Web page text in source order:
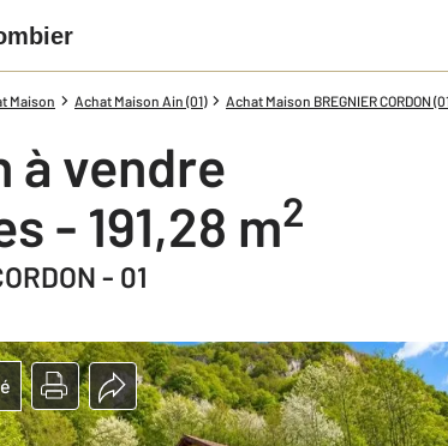
Maison Achat Maison Ain (01) Achat Maison BREGNIER CORDON
à vendre
- 191,28 m2
- 01